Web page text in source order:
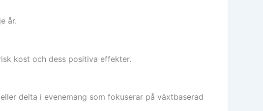
år.
kost och dess positiva effekter.
delta i evenemang som fokuserar på växtbaserad